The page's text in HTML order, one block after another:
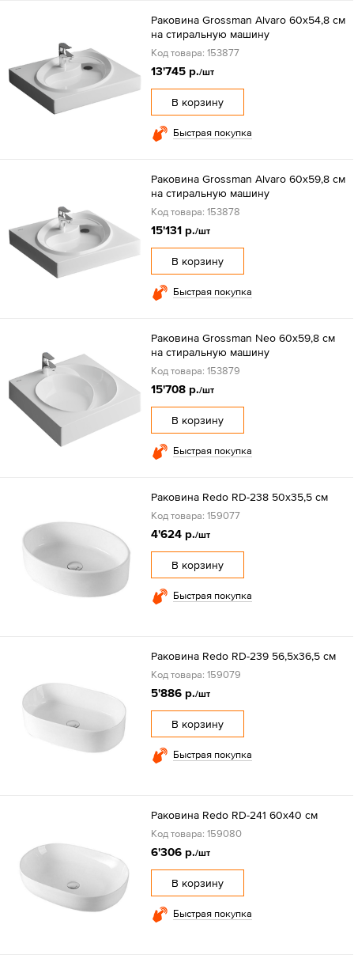
Раковина Grossman Alvaro 60х54,8 см
на стиральную машину
Код товара: 153877
13'745 р./шт
В корзину
Быстрая покупка
Раковина Grossman Alvaro 60х59,8 см
на стиральную машину
Код товара: 153878
15'131 р./шт
В корзину
Быстрая покупка
Раковина Grossman Neo 60х59,8 см
на стиральную машину
Код товара: 153879
15'708 р./шт
В корзину
Быстрая покупка
Раковина Redo RD-238 50х35,5 см
Код товара: 159077
4'624 р./шт
В корзину
Быстрая покупка
Раковина Redo RD-239 56,5х36,5 см
Код товара: 159079
5'886 р./шт
В корзину
Быстрая покупка
Раковина Redo RD-241 60x40 см
Код товара: 159080
6'306 р./шт
В корзину
Быстрая покупка